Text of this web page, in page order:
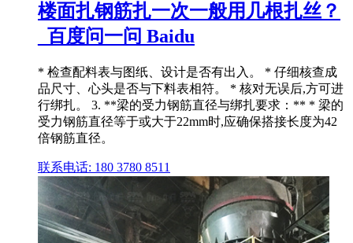
楼面扎钢筋扎一次一般用几根扎丝？
_百度问一问 Baidu
* 检查配料表与图纸、设计是否有出入。 * 仔细核查成
品尺寸、心头是否与下料表相符。 * 核对无误后,方可进
行绑扎。 3. **梁的受力钢筋直径与绑扎要求：** * 梁的
受力钢筋直径等于或大于22mm时,应确保搭接长度为42
倍钢筋直径。
联系电话: 180 3780 8511